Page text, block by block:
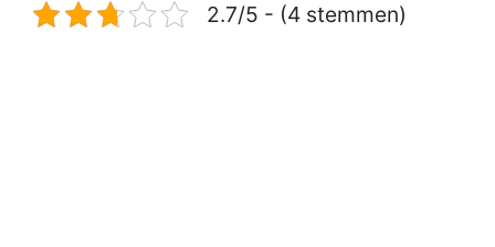
2.7/5 - (4 stemmen)